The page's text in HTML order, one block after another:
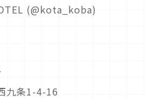
(@kota_koba)
九条1-4-16